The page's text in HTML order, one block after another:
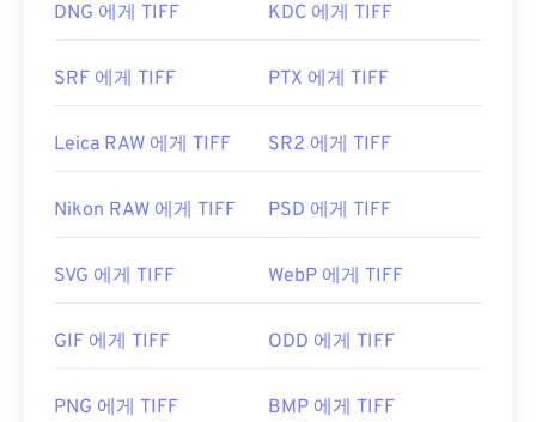
DNG 에게 TIFF KDC 에게 TIFF
SRF 에게 TIFF PTX 에게 TIFF
Leica RAW 에게 TIFF SR2 에게 TIFF
Nikon RAW 에게 TIFF PSD 에게 TIFF
SVG 에게 TIFF WebP 에게 TIFF
GIF 에게 TIFF ODD 에게 TIFF
PNG 에게 TIFF BMP 에게 TIFF